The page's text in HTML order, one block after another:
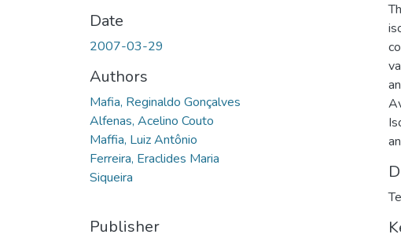
Date
2007-03-29
Authors
Mafia, Reginaldo Gonçalves
Alfenas, Acelino Couto
Maffia, Luiz Antônio
Ferreira, Eraclides Maria
Siqueira
Publisher